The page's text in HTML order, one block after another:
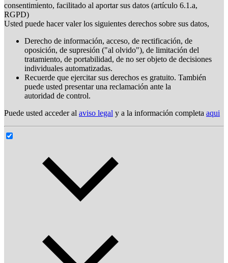
consentimiento, facilitado al aportar sus datos (artículo 6.1.a,
RGPD)
Usted puede hacer valer los siguientes derechos sobre sus datos,
Derecho de información, acceso, de rectificación, de
oposición, de supresión ("al olvido"), de limitación del
tratamiento, de portabilidad, de no ser objeto de decisiones
individuales automatizadas.
Recuerde que ejercitar sus derechos es gratuito. También
puede usted presentar una reclamación ante la
autoridad de control.
Puede usted acceder al aviso legal y a la información completa aqui